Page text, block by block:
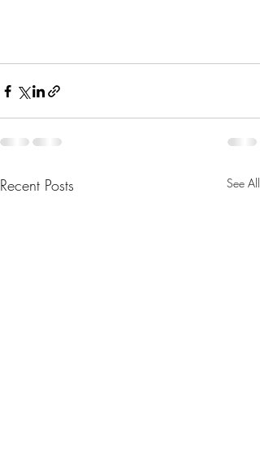
Recent Posts See All